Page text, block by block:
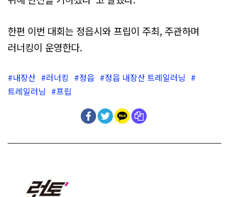
한편 이번 대회는 정읍시와 프립이 주최, 주관하며
러너킹이 운영한다.
내장산 러너킹 정읍
정읍 내장산 트레일러닝
트레일러닝
프립